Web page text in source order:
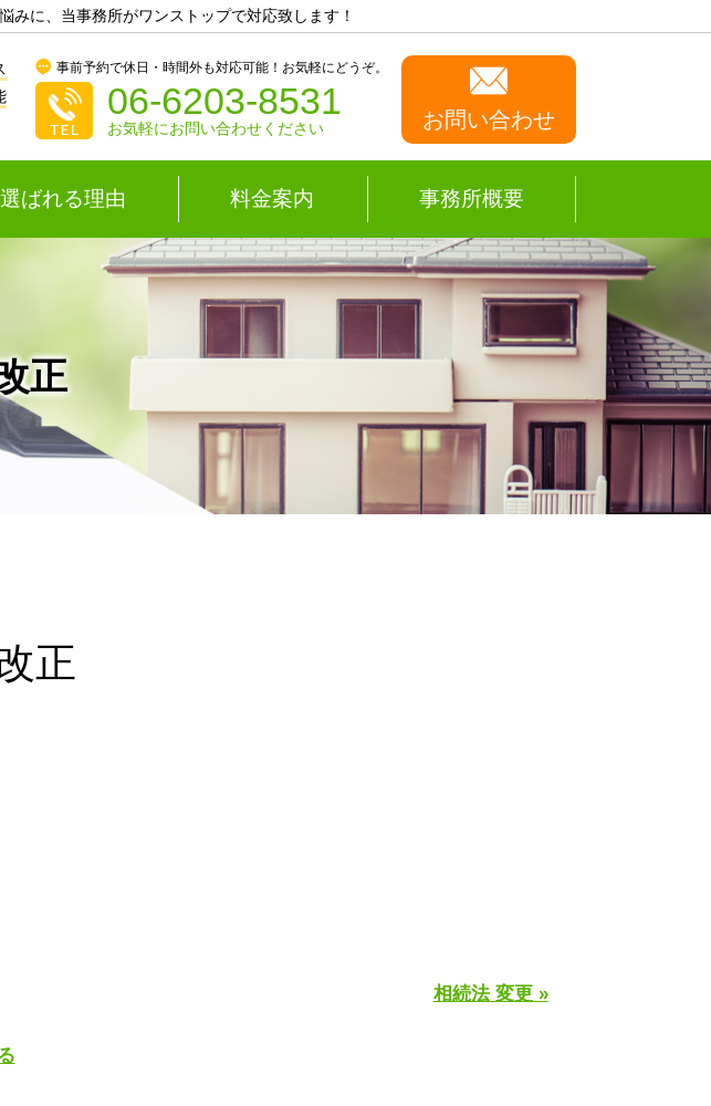
正
みに、当事務所がワンストップで対応致します！
事前予約で休日・時間外も対応可能！お気軽にどうぞ。
06-6203-8531
お気軽にお問い合わせください お問い合わせ
選ばれる理由 料金案内 事務所概要
正
相続法 変更 »